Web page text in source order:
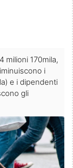
milioni 170mila,
i
e i dipendenti
gli